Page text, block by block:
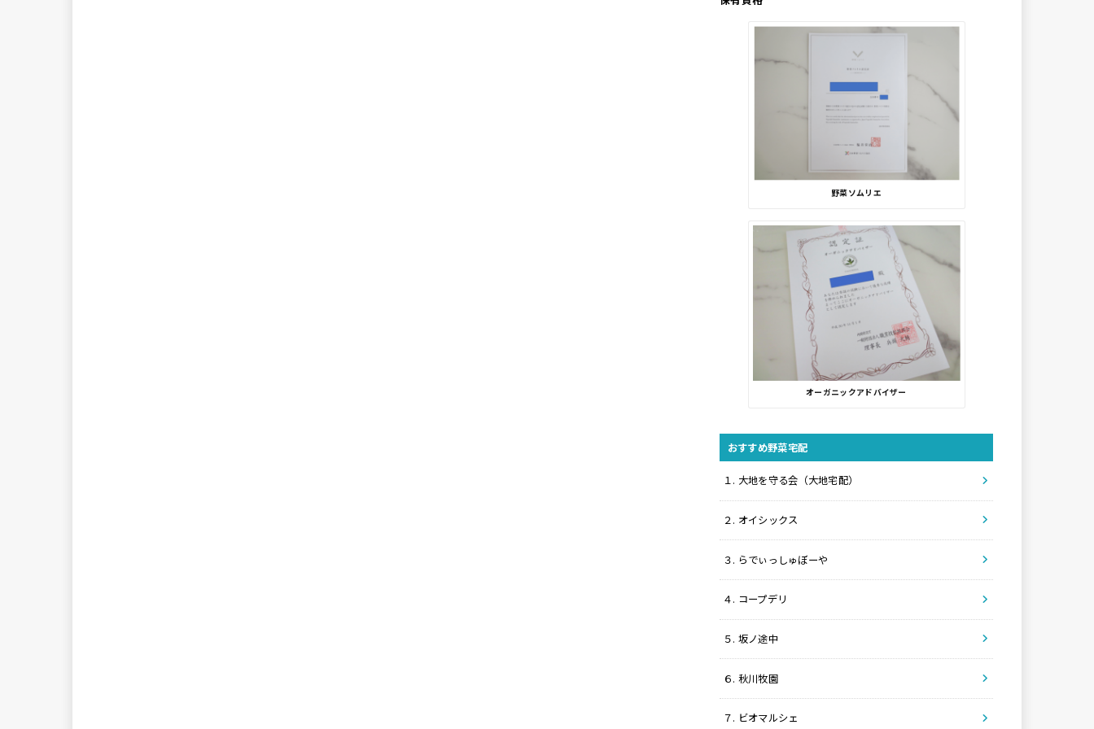
野菜ソムリエ
オーガニックアドバイザー
おすすめ野菜宅配
１. 大地を守る会（大地宅配）
２. オイシックス
３. らでぃっしゅぼーや
４. コープデリ
５. 坂ノ途中
６. 秋川牧園
７. ビオマルシェ